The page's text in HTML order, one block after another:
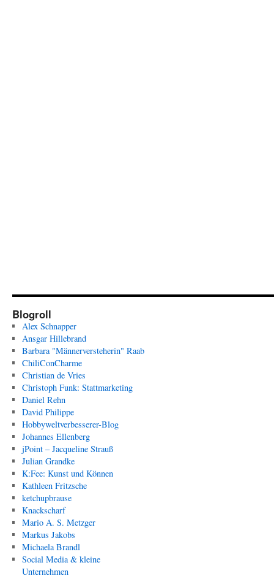
Blogroll
Alex Schnapper
Ansgar Hillebrand
Barbara "Männerversteherin" Raab
ChiliConCharme
Christian de Vries
Christoph Funk: Stattmarketing
Daniel Rehn
David Philippe
Hobbyweltverbesserer-Blog
Johannes Ellenberg
jPoint – Jacqueline Strauß
Julian Grandke
K:Fee: Kunst und Können
Kathleen Fritzsche
ketchupbrause
Knackscharf
Mario A. S. Metzger
Markus Jakobs
Michaela Brandl
Social Media & kleine
Unternehmen